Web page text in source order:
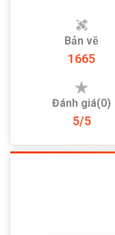
Bản vẽ
1665
Đánh giá(0)
5/5